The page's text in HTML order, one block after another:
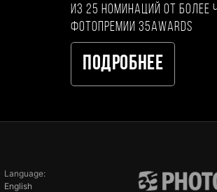
из 25 номинаций от более
фотопремии 35AWARDS
Подробнее
Language:
English